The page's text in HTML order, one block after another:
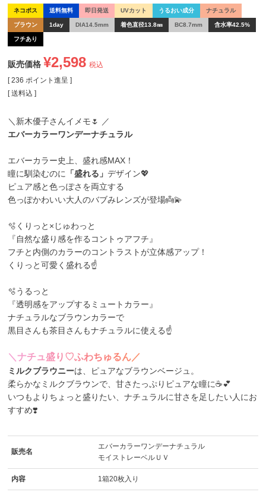
ネコポス 送料無料 即日発送 UVカット うるおい成分 ナチュラル
ブラウン 1day DIA14.5mm 着色直径13.8㎜ BC8.7mm 含水率42.5%
フチあり
販売価格 ¥2,598 税込
[ 236 ポイント進呈 ]
送料込
＼新木優子さんイメモ🌷 ／
エバーカラーワンデーナチュラル
エバーカラー史上、盛れ感MAX！
瞳に馴染むのに
「盛れる」 デザイン💖
ピュア感と色っぽさを両立する
色っぽかわいい大人のバブみレンズが登場👼💫
🫧くりっと×じゅわっと
『自然な盛り感を作るコントゥアフチ』
フチと内側のカラーのコントラストが立体感アップ！
くりっと可愛く盛れる☝
🫧うるっと
『透明感をアップするミュートカラー』
ナチュラルなブラウンカラーで
黒目さんも茶目さんもナチュラルに使える☝
＼ ナチュ盛り ♡ふわちゅるん／
ミルクブラウニーは、ピュアなブラウンベージュ。
柔らかなミルクブラウンで、甘さたっぷりピュアな瞳に☕💕
いつもよりちょっと盛りたい、ナチュラルに甘さを足したい人にお
すすめ❣️
販売名
エバーカラーワンデーナチュラル
モイストレーベルＵＶ
内容 1箱20枚入り